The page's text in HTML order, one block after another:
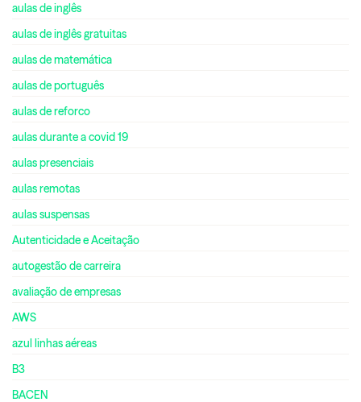
aulas de inglês
aulas de inglês gratuitas
aulas de matemática
aulas de português
aulas de reforco
aulas durante a covid 19
aulas presenciais
aulas remotas
aulas suspensas
Autenticidade e Aceitação
autogestão de carreira
avaliação de empresas
AWS
azul linhas aéreas
B3
BACEN